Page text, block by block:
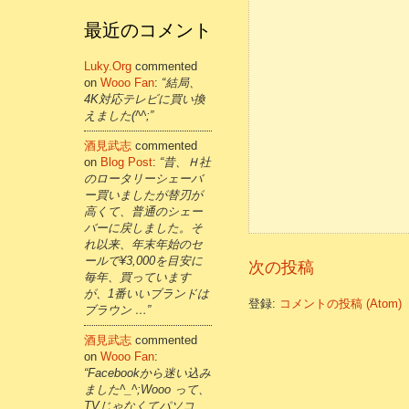
次の投稿
登録: コメントの投稿 (Atom)
最近のコメント
Luky.org commented
on Wooo Fan: “結局、
4K対応テレビに買い換
えました(^^;”
酒見武志 commented
on Blog Post: “昔、Ｈ社
のロータリーシェーバ
ー買いましたが替刃が
高くて、普通のシェー
バーに戻しました。そ
れ以来、年末年始のセ
ールで¥3,000を目安に
毎年、買っています
が、1番いいブランドは
ブラウン …”
酒見武志 commented
on Wooo Fan:
“Facebookから迷い込み
ました^_^;Wooo って、
TVじゃなくてパソコ